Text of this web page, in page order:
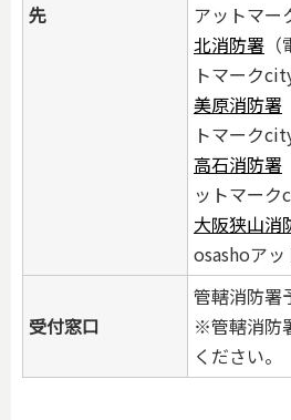
先
アットマー
北消防署
トマーク
美原消防署
トマーク
高石消防署
ットマーク
大阪狭山消
osashoアッ
受付窓口
管轄消防署
※管轄消防
ください。